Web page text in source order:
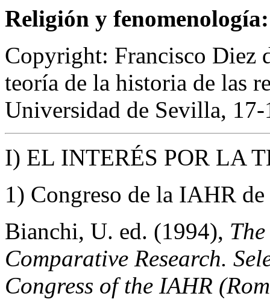
Religión y
Copyright: Francisco Diez
teoría de la historia de las
Universidad de Sevilla,
I) EL INTERÉS POR LA
1) Congreso de la IAHR
Bianchi, U. ed. (1994),
Comparative Research.
Congress of the IAHR